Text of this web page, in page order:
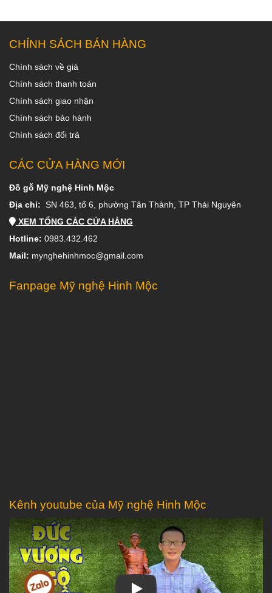
CHÍNH SÁCH BÁN HÀNG
Chính sách về giá
Chính sách thanh toán
Chính sách giao nhận
Chính sách bảo hành
Chính sách đổi trả
CÁC CỬA HÀNG MỚI
Đồ gỗ Mỹ nghệ Hinh Mộc
Địa chỉ: SN 463, tổ 6, phường Tân Thành, TP Thái Nguyên
XEM TỔNG CÁC CỬA HÀNG
Hotline: 0983.432.462
Mail: mynghehinhmoc@gmail.com
Fanpage Mỹ nghệ Hinh Mộc
Kênh youtube của Mỹ nghệ Hinh Mộc